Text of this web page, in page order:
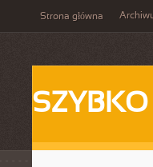
Strona główna
SZYBKO